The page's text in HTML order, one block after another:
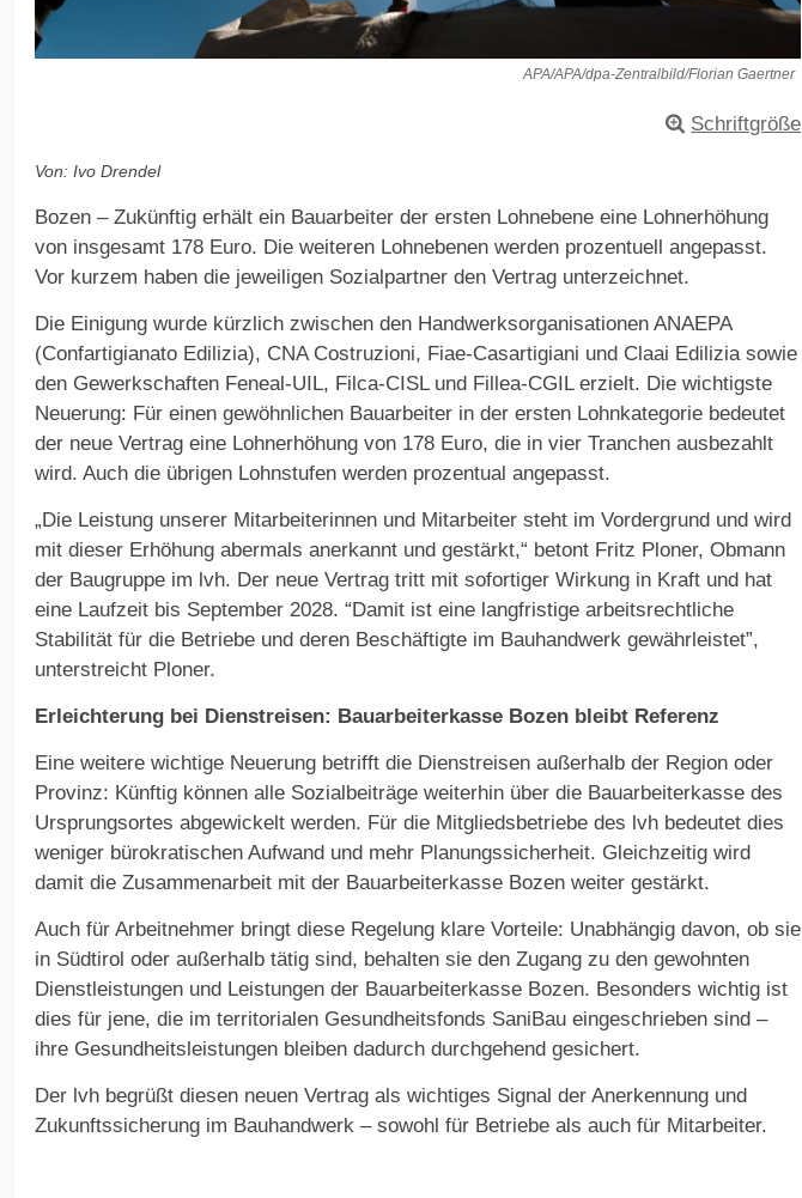
APA/APA/dpa-Zentralbild/Florian Gaertner
Schriftgröße
Von: Ivo Drendel
Bozen – Zukünftig erhält ein Bauarbeiter der ersten Lohnebene eine Lohnerhöhung
von insgesamt 178 Euro. Die weiteren Lohnebenen werden prozentuell angepasst.
Vor kurzem haben die jeweiligen Sozialpartner den Vertrag unterzeichnet.
Die Einigung wurde kürzlich zwischen den Handwerksorganisationen ANAEPA
(Confartigianato Edilizia), CNA Costruzioni, Fiae-Casartigiani und Claai Edilizia sowie
den Gewerkschaften Feneal-UIL, Filca-CISL und Fillea-CGIL erzielt. Die wichtigste
Neuerung: Für einen gewöhnlichen Bauarbeiter in der ersten Lohnkategorie bedeutet
der neue Vertrag eine Lohnerhöhung von 178 Euro, die in vier Tranchen ausbezahlt
wird. Auch die übrigen Lohnstufen werden prozentual angepasst.
„Die Leistung unserer Mitarbeiterinnen und Mitarbeiter steht im Vordergrund und wird
mit dieser Erhöhung abermals anerkannt und gestärkt,“ betont Fritz Ploner, Obmann
der Baugruppe im lvh. Der neue Vertrag tritt mit sofortiger Wirkung in Kraft und hat
eine Laufzeit bis September 2028. “Damit ist eine langfristige arbeitsrechtliche
Stabilität für die Betriebe und deren Beschäftigte im Bauhandwerk gewährleistet”,
unterstreicht Ploner.
Erleichterung bei Dienstreisen: Bauarbeiterkasse Bozen bleibt Referenz
Eine weitere wichtige Neuerung betrifft die Dienstreisen außerhalb der Region oder
Provinz: Künftig können alle Sozialbeiträge weiterhin über die Bauarbeiterkasse des
Ursprungsortes abgewickelt werden. Für die Mitgliedsbetriebe des lvh bedeutet dies
weniger bürokratischen Aufwand und mehr Planungssicherheit. Gleichzeitig wird
damit die Zusammenarbeit mit der Bauarbeiterkasse Bozen weiter gestärkt.
Auch für Arbeitnehmer bringt diese Regelung klare Vorteile: Unabhängig davon, ob sie
in Südtirol oder außerhalb tätig sind, behalten sie den Zugang zu den gewohnten
Dienstleistungen und Leistungen der Bauarbeiterkasse Bozen. Besonders wichtig ist
dies für jene, die im territorialen Gesundheitsfonds SaniBau eingeschrieben sind –
ihre Gesundheitsleistungen bleiben dadurch durchgehend gesichert.
Der lvh begrüßt diesen neuen Vertrag als wichtiges Signal der Anerkennung und
Zukunftssicherung im Bauhandwerk – sowohl für Betriebe als auch für Mitarbeiter.